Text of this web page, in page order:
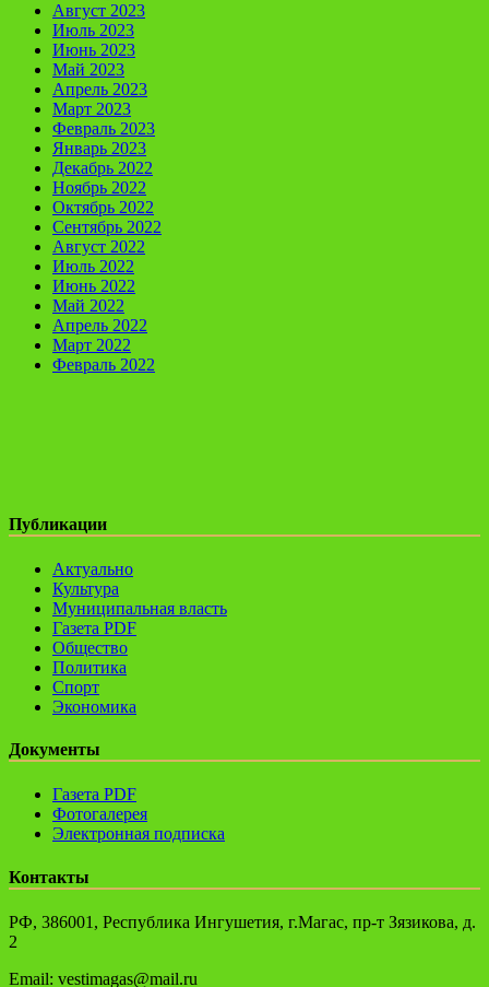
Август 2023
Июль 2023
Июнь 2023
Май 2023
Апрель 2023
Март 2023
Февраль 2023
Январь 2023
Декабрь 2022
Ноябрь 2022
Октябрь 2022
Сентябрь 2022
Август 2022
Июль 2022
Июнь 2022
Май 2022
Апрель 2022
Март 2022
Февраль 2022
Публикации
Актуально
Культура
Муниципальная власть
Газета PDF
Общество
Политика
Спорт
Экономика
Документы
Газета PDF
Фотогалерея
Электронная подписка
Контакты
РФ, 386001, Республика Ингушетия, г.Магас, пр-т Зязикова, д.
2
Email: vestimagas@mail.ru